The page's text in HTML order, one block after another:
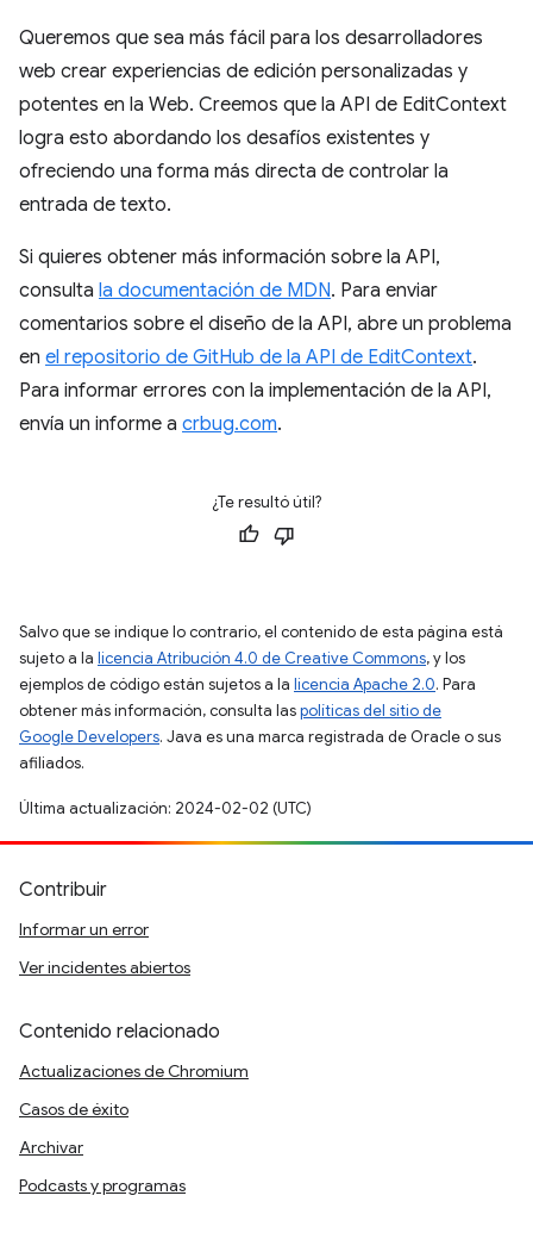
Queremos que sea más fácil para los desarrolladores
web crear experiencias de edición personalizadas y
potentes en la Web. Creemos que la API de EditContext
logra esto abordando los desafíos existentes y
ofreciendo una forma más directa de controlar la
entrada de texto.
Si quieres obtener más información sobre la API,
consulta la documentación de MDN. Para enviar
comentarios sobre el diseño de la API, abre un problema
en el repositorio de GitHub de la API de EditContext.
Para informar errores con la implementación de la API,
envía un informe a crbug.com.
¿Te resultó útil?
Salvo que se indique lo contrario, el contenido de esta página está
sujeto a la licencia Atribución 4.0 de Creative Commons, y los
ejemplos de código están sujetos a la licencia Apache 2.0. Para
obtener más información, consulta laspolíticas del sitio de
Google Developers. Java es una marca registrada de Oracle o sus
afiliados.
Última actualización: 2024-02-02 (UTC)
Contribuir
Informar un error
Ver incidentes abiertos
Contenido relacionado
Actualizaciones de Chromium
Casos de éxito
Archivar
Podcasts y programas